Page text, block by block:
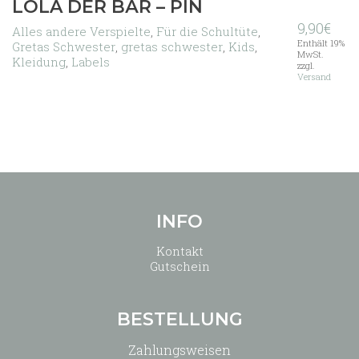
LOLA DER BÄR – PIN
Alles andere Verspielte, Für die Schultüte,
Gretas Schwester, gretas schwester, Kids,
Kleidung, Labels
9,90€
Enthält 19%
MwSt.
zzgl.
Versand
INFO
Kontakt
Gutschein
BESTELLUNG
Zahlungsweisen